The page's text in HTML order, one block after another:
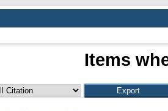
Items